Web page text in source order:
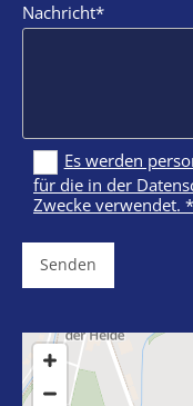
Nachricht*
Es werden
für die in der
Zwecke verwendet. *